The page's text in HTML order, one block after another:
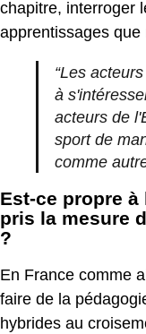
chapitre, interroger
apprentissages que
“Les
à
acteurs de
sport de
comme
Est-ce propre
pris la mesure
?
En France comme
faire de la
hybrides au